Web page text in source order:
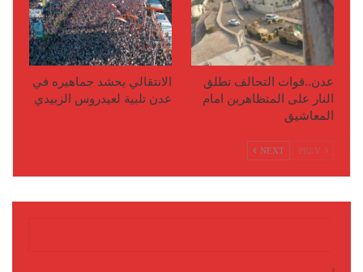
عدن..قوات التحالف تطلق
النار على المتظاهرين امام
المعاشيق
الانتقالي يحشد جماهيره في
عدن تلبية لعيدروس الزبيدي
NEXT